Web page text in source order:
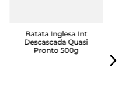
Batata Inglesa Int
Descascada Quasi
Pronto 500g